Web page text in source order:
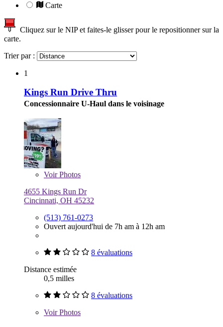
Carte
Cliquez sur le NIP et faites-le glisser pour le repositionner sur la
carte.
Trier par :
1
Kings Run Drive Thru
Concessionnaire U-Haul dans le voisinage
VoirPhotos
4655 Kings Run Dr
Cincinnati, OH 45232
(513) 761-0273
Ouvert aujourd'hui de 7h am à 12h am
8 évaluations
Distance estimée
0,5 milles
8 évaluations
VoirPhotos